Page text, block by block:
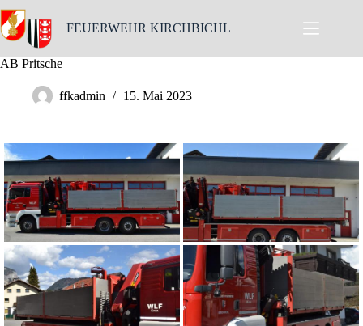
Skip
to
content
FEUERWEHR KIRCHBICHL
AB Pritsche
ffkadmin 15. Mai 2023